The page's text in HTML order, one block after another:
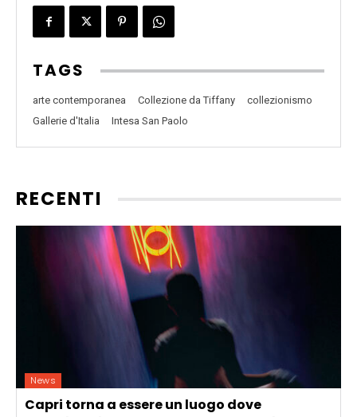
TAGS
arte contemporanea Collezione da Tiffany
collezionismo
Gallerie d'Italia
Intesa San Paolo
RECENTI
News
Capri torna a essere un luogo dove